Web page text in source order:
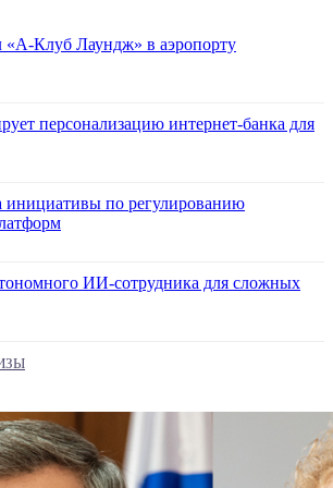
«А-Клуб Лаундж» в аэропорту
персонализацию интернет-банка для
по регулированию
ИИ-сотрудника для сложных